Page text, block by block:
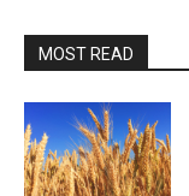
MOST READ